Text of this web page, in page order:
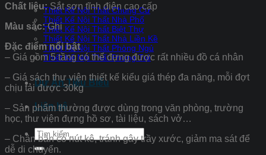
Thiết Kế Nội Thất Chung Cư
Thiết Kế Nội Thất Nhà Phố
Thiết Kế Nội Thất Biệt Thự
Thiết Kế Nội Thất Nhà Liền Kề
Thiết Kế Nội Thất Phòng Ngủ
Thiết Kế Nội Thất Phòng Trẻ
Dự Án Tiêu Biểu
Liên hệ
Tìm
kiếm:
Chất liệu:Sắt sơn tĩnh điện cao cấp
Màu sắc:Ghi
Đặc điểm nổi bật
– Giá gồm 5 tầng có thể đựng được rất nhiều đồ cá nhân
– Giá sách thư viện thiết kế kiểu giá thép đa năng, mỗi đợt
chịu tải được 30kg
– Sản phẩm thường được dùng trong văn phòng, trường
học, thư viện đựng hồ sơ, tài liệu, sách vở…
– Chân bàn có nút kê, tránh gây trầy xước, giảm ma sát để
dễ di chuyển.